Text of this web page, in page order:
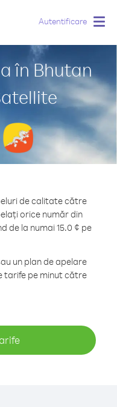
Autentificare
în Bhutan
de calitate către
orice număr din
de la numai 15.0 ¢ pe
un plan de apelare
tarife pe minut către